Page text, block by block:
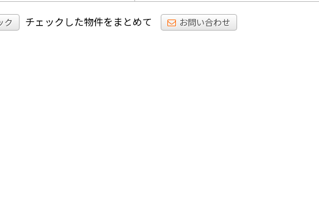
ク チェックした物件をまとめて お問い合わせ